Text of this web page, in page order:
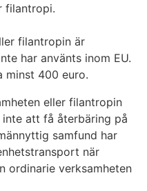
filantropi.
filantropin är
har använts inom EU.
minst 400 euro.
eller filantropin
att få återbäring på
samfund har
när
ordinarie verksamheten